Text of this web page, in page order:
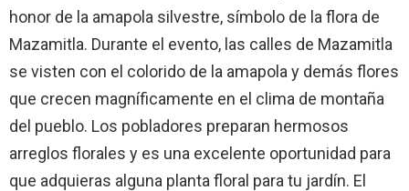
honor de la amapola silvestre, símbolo de la flora de
Mazamitla. Durante el evento, las calles de Mazamitla
se visten con el colorido de la amapola y demás flores
que crecen magníficamente en el clima de montaña
del pueblo. Los pobladores preparan hermosos
arreglos florales y es una excelente oportunidad para
que adquieras alguna planta floral para tu jardín. El